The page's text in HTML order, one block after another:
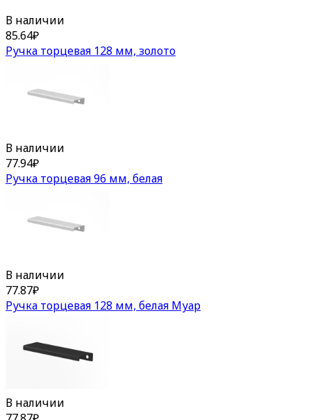
В наличии
85.64₽
Ручка торцевая 128 мм, золото
В наличии
77.94₽
Ручка торцевая 96 мм, белая
В наличии
77.87₽
Ручка торцевая 128 мм, белая Муар
В наличии